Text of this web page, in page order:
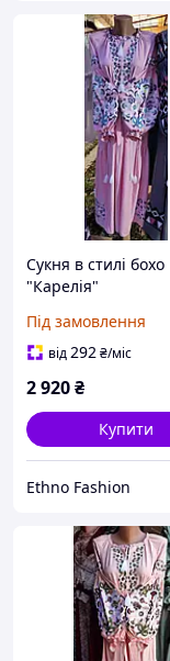
Сукня в стилі бохо
"Карелія"
Під замовлення
від292₴/міс
2 920₴
Купити
Ethno Fashion